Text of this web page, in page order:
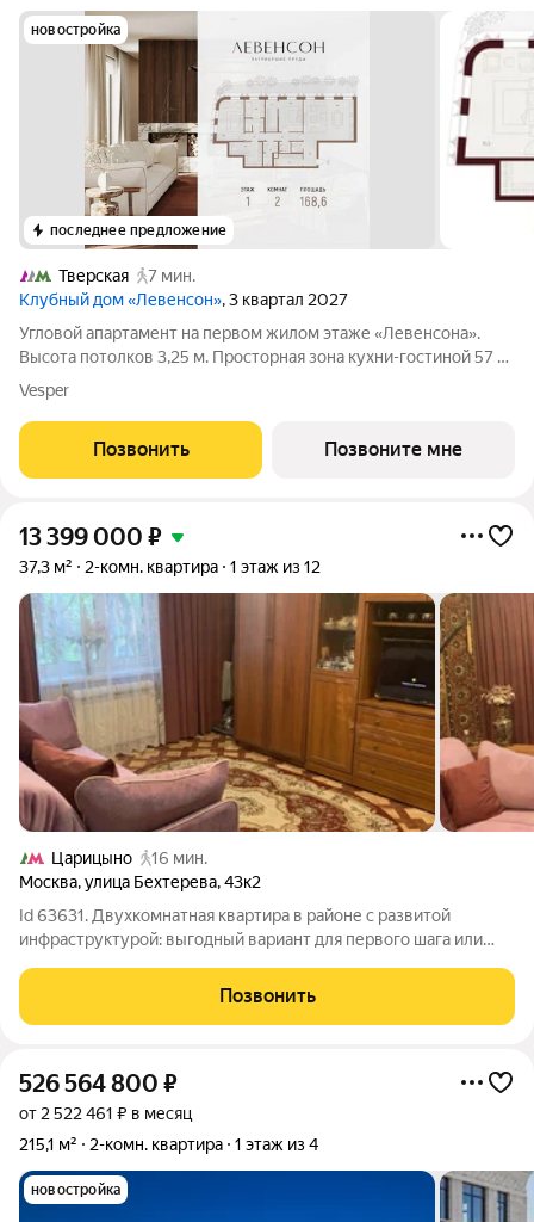
новостройка
последнее предложение
Тверская
7 мин.
Клубный дом «Левенсон», 3 квартал 2027
Угловой апартамент на первом жилом этаже «Левенсона».
Высота потолков 3,25 м. Просторная зона кухни-гостиной 57 м
- пространство, где день живёт в полную силу. Южный свет,
который не покидает дом до вечера. Два мастер блока по
стандартам Веспер с
Vesper
Позвонить Позвоните мне
13 399 000 ₽
37,3 м² 2-комн. квартира 1 этаж из 12
Царицыно
16 мин.
Москва,улица Бехтерева,43к2
Id 63631. Двухкомнатная квартира в районе с развитой
инфраструктурой: выгодный вариант для первого шага или
этой квартире годами царило тепло и уют. Расположение одно
из ключевых
Позвонить
526 564 800 ₽
от 2 522 461 ₽ в месяц
215,1 м²
2-комн. квартира 1 этаж из 4
новостройка